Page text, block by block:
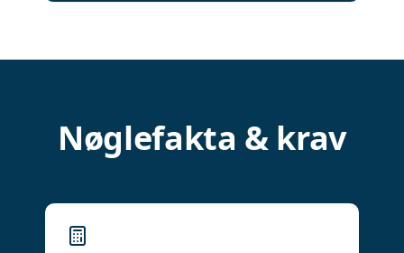
Nøglefakta & krav